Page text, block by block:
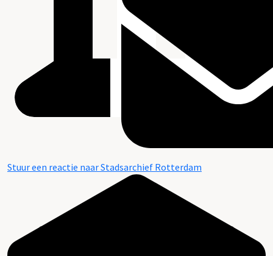
Stuur een reactie naar Stadsarchief Rotterdam